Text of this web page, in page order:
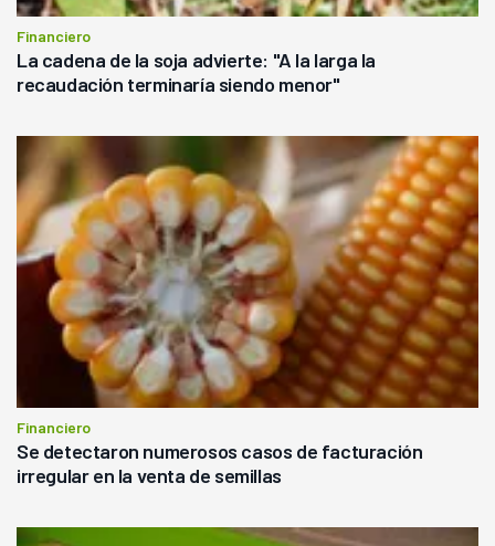
Financiero
La cadena de la soja advierte: "A la larga la
recaudación terminaría siendo menor"
Financiero
Se detectaron numerosos casos de facturación
irregular en la venta de semillas